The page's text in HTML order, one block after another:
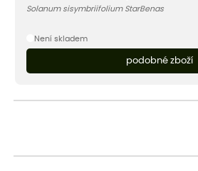
Solanum sisymbriifolium StarBenas
Není skladem
podobné zboží